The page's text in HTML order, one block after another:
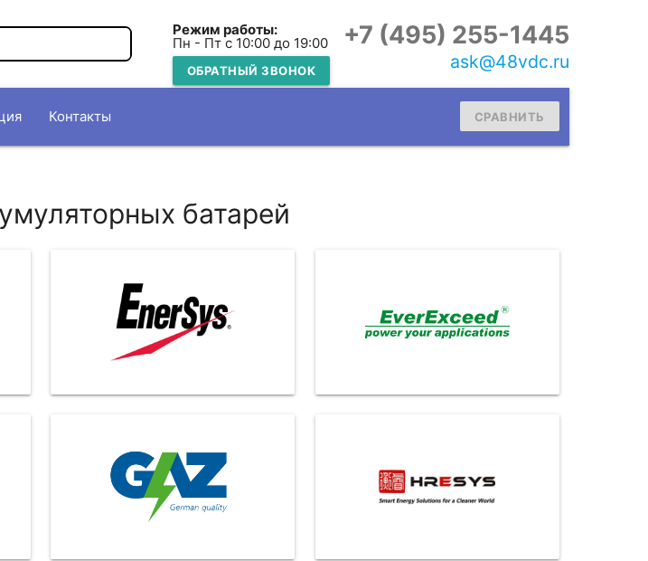
Режим работы:
Пн - Пт с 10:00 до 19:00
ОБРАТНЫЙ ЗВОНОК
+7 (495) 255-1445
ask@48vdc.ru
Контакты СРАВНИТЬ
батарей